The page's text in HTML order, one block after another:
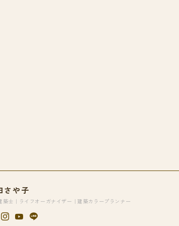
さや子
築士｜ライフオーガナイザー｜建築カラープランナー